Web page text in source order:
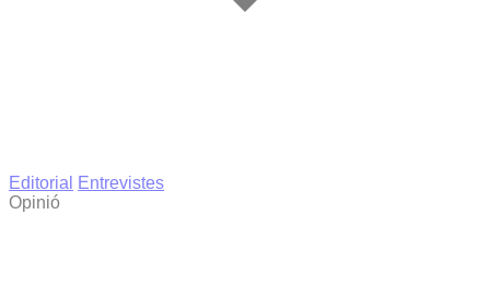
Editorial
Entrevistes
Opinió